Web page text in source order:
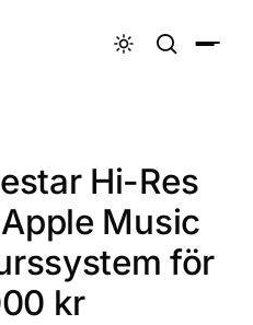

Hi-Res
Music
för
kr